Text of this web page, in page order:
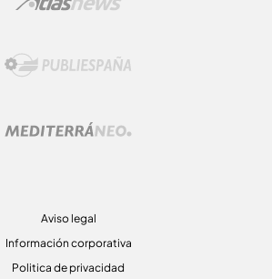
Aviso legal
Información corporativa
Politica de privacidad